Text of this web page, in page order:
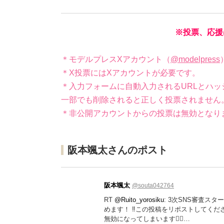
※投票、応援
＊モデルプレスXアカウント（@modelpress
＊X投票にはXアカウントが必要です。
＊入力フォームに自動入力されるURLとハッ
一部でも削除されると正しく投票されません
＊非公開アカウントからの投票は無効となり
阪本颯太さんのポスト
阪本颯太 @souta042764
RT @Ruito_yorosiku: 3次SNS審査スタ
めます！ ‼️この投稿をリポストしてくだ
無効になってしまいます🙇‍♀…